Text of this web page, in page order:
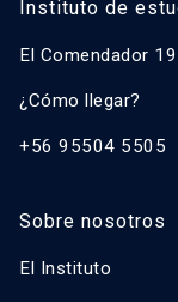
Instituto de
El Comendador
¿Cómo llegar?
+56 95504 5505
Sobre nosotros
El Instituto